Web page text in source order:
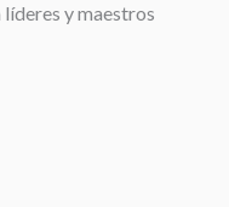
y maestros